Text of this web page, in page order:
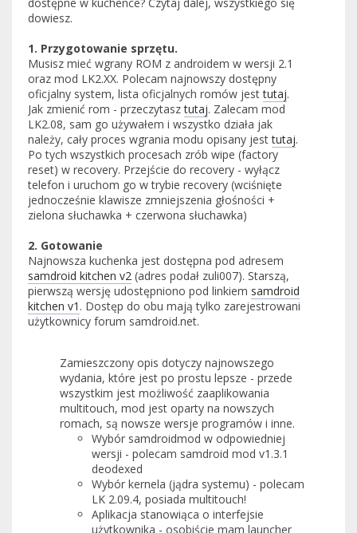
dowiesz.
1. Przygotowanie sprzętu.
Musisz mieć wgrany ROM z androidem w wersji 2.1
oraz mod LK2.XX. Polecam najnowszy dostępny
oficjalny system, lista oficjalnych romów jesttutaj.
Jak zmienić rom - przeczytasztutaj. Zalecam mod
LK2.08, sam go używałem i wszystko działa jak
należy, cały proces wgrania modu opisany jesttutaj.
Po tych wszystkich procesach zrób wipe (factory
reset) w recovery. Przejście do recovery - wyłącz
telefon i uruchom go w trybie recovery (wciśnięte
jednocześnie klawisze zmniejszenia głośności +
zielona słuchawka + czerwona słuchawka)
2. Gotowanie
Najnowsza kuchenka jest dostępna pod adresem
samdroid kitchen v2 (adres podał zuli007). Starszą,
pierwszą wersję udostępniono pod linkiem samdroid
kitchen v1 . Dostęp do obu mają tylko zarejestrowani
użytkownicy forum samdroid.net.
Zamieszczony opis dotyczy najnowszego
wydania, które jest po prostu lepsze - przede
wszystkim jest możliwość zaaplikowania
multitouch, mod jest oparty na nowszych
romach, są nowsze wersje programów i inne.
Wybór samdroidmod w odpowiedniej
wersji - polecam samdroid mod v1.3.1
deodexed
Wybór kernela (jądra systemu) - polecam
LK 2.09.4, posiada multitouch!
Aplikacja stanowiąca o interfejsie
użytkownika - osobiście mam launcher